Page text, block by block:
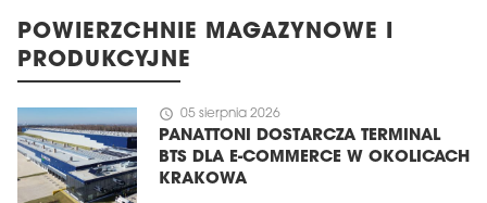
POWIERZCHNIE MAGAZYNOWE I
PRODUKCYJNE
schedule 05 sierpnia 2026
PANATTONI DOSTARCZA TERMINAL
BTS DLA E-COMMERCE W OKOLICACH
KRAKOWA